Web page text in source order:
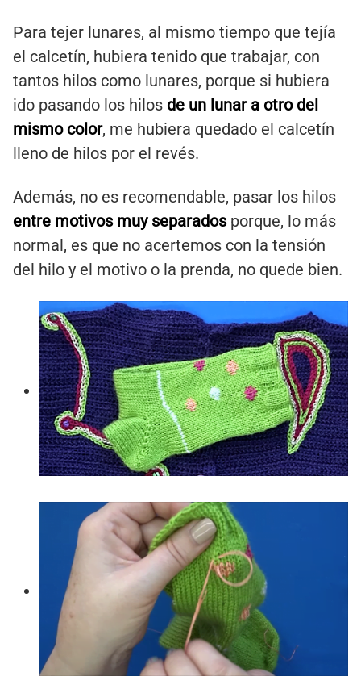
Para tejer lunares, al mismo tiempo que tejía
el calcetín, hubiera tenido que trabajar, con
tantos hilos como lunares, porque si hubiera
ido pasando los hilos de un lunar a otro del
mismo color, me hubiera quedado el calcetín
lleno de hilos por el revés.
Además, no es recomendable, pasar los hilos
entre motivos muy separadosporque, lo más
normal, es que no acertemos con la tensión
del hilo y el motivo o la prenda, no quede bien.